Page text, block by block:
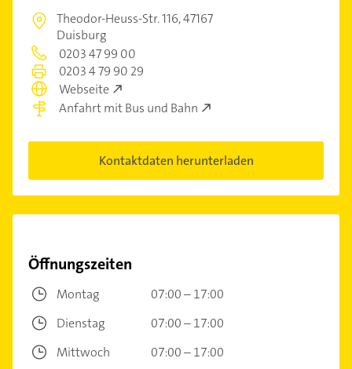
Theodor-Heuss-Str. 116,47167
Duisburg
0203 47 99 00
0203 4 79 90 29
Webseite
Anfahrt mit Bus und Bahn
Kontaktdaten herunterladen
Öffnungszeiten
Montag
07:00 – 17:00
Dienstag
07:00 – 17:00
Mittwoch
07:00 – 17:00